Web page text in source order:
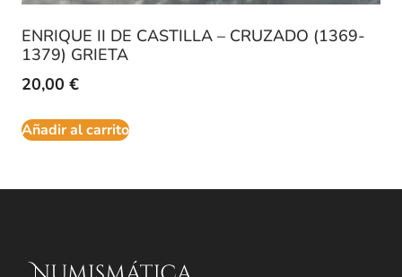
ENRIQUE II DE CASTILLA – CRUZADO (1369-
1379) GRIETA
20,00 €
Añadir al carrito